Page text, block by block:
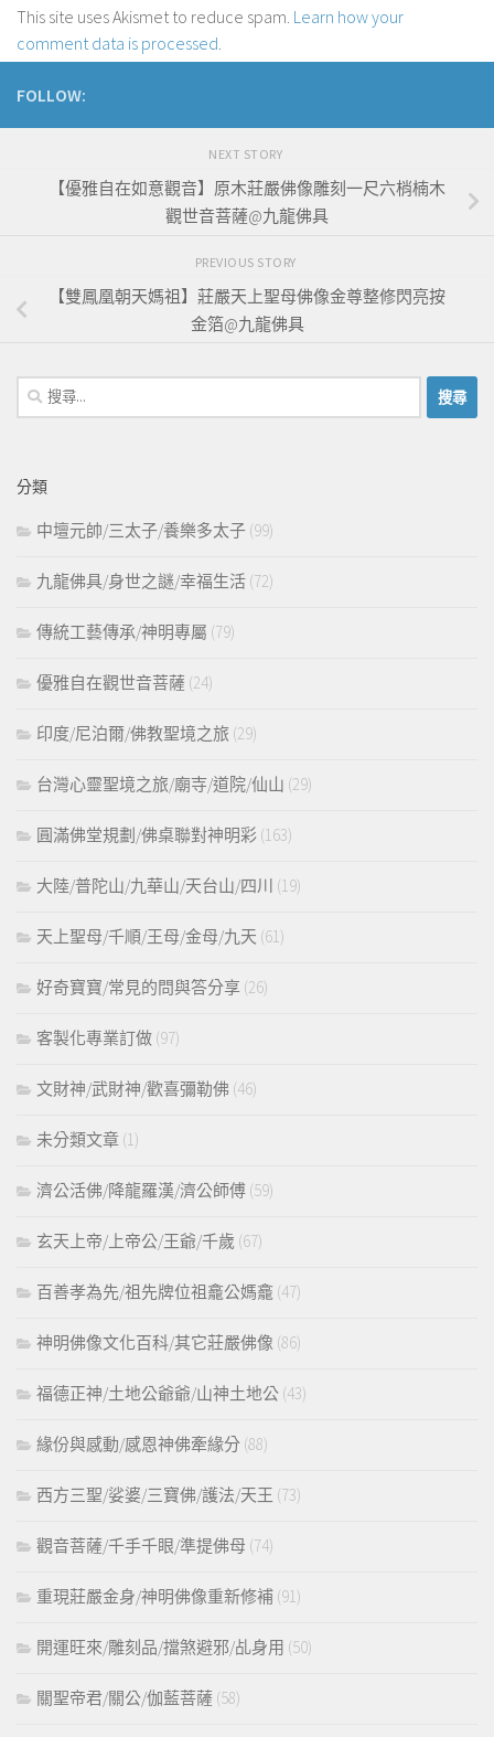
This site uses Akismet to reduce spam. Learn how your
comment data is processed.
FOLLOW:
NEXT STORY
【優雅自在如意觀音】原木莊嚴佛像雕刻一尺六梢楠木
觀世音菩薩@九龍佛具
PREVIOUS STORY
【雙鳳凰朝天媽祖】莊嚴天上聖母佛像金尊整修閃亮按
金箔@九龍佛具
搜
尋
字:
分類
中壇元帥/三太子/養樂多太子 (99)
九龍佛具/身世之謎/幸福生活 (72)
傳統工藝傳承/神明專屬 (79)
優雅自在觀世音菩薩 (24)
印度/尼泊爾/佛教聖境之旅 (29)
台灣心靈聖境之旅/廟寺/道院/仙山 (29)
圓滿佛堂規劃/佛桌聯對神明彩 (163)
大陸/普陀山/九華山/天台山/四川 (19)
天上聖母/千順/王母/金母/九天 (61)
好奇寶寶/常見的問與答分享 (26)
客製化專業訂做 (97)
文財神/武財神/歡喜彌勒佛 (46)
未分類文章 (1)
濟公活佛/降龍羅漢/濟公師傅 (59)
玄天上帝/上帝公/王爺/千歲 (67)
百善孝為先/祖先牌位祖龕公媽龕 (47)
神明佛像文化百科/其它莊嚴佛像 (86)
福德正神/土地公爺爺/山神土地公 (43)
緣份與感動/感恩神佛牽緣分 (88)
西方三聖/娑婆/三寶佛/護法/天王 (73)
觀音菩薩/千手千眼/準提佛母 (74)
重現莊嚴金身/神明佛像重新修補 (91)
開運旺來/雕刻品/擋煞避邪/乩身用 (50)
關聖帝君/關公/伽藍菩薩 (58)